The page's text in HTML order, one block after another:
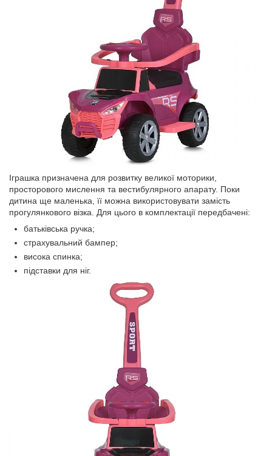
Іграшка призначена для розвитку великої моторики,
просторового мислення та вестибулярного апарату. Поки
дитина ще маленька, її можна використовувати замість
прогулянкового візка. Для цього в комплектації передбачені:
батьківська ручка;
страхувальний бампер;
висока спинка;
підставки для ніг.